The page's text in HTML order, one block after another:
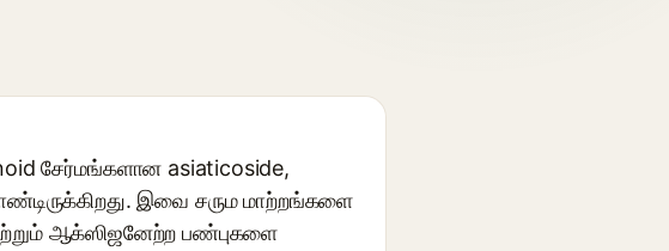
சேர்மங்களான asiaticoside,
இவை சரும மாற்றங்களை
ஆக்ஸிஜனேற்ற பண்புகளை